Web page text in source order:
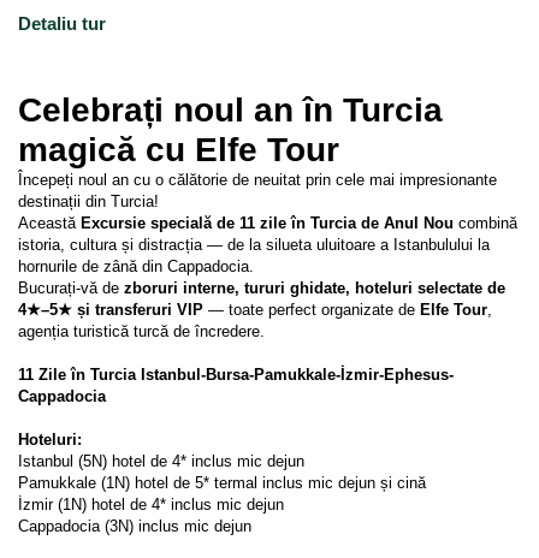
Detaliu tur
Celebrați noul an în Turcia
magică cu Elfe Tour
Începeți noul an cu o călătorie de neuitat prin cele mai impresionante
destinații din Turcia!
Această Excursie specială de 11 zile în Turcia de Anul Nou combină
istoria, cultura și distracția — de la silueta uluitoare a Istanbulului la
hornurile de zână din Cappadocia.
Bucurați-vă de zboruri interne, tururi ghidate, hoteluri selectate de
4★–5★ și transferuri VIP — toate perfect organizate de Elfe Tour,
agenția turistică turcă de încredere.
11 Zile în Turcia Istanbul-Bursa-Pamukkale-İzmir-Ephesus-
Cappadocia
Hoteluri:
Istanbul (5N) hotel de 4* inclus mic dejun
Pamukkale (1N) hotel de 5* termal inclus mic dejun și cină
İzmir (1N) hotel de 4* inclus mic dejun
Cappadocia (3N) inclus mic dejun